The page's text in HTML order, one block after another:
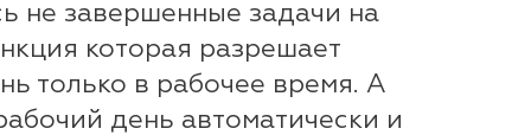
не завершенные задачи на
которая разрешает
только в рабочее время. А
день автоматически и